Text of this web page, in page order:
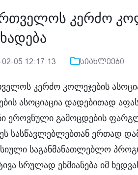
კერძო
02-05 12:17:13 სიახლეები
კერძო კოლეჯების
ასოციაცია დადებითად
ეროვნული გამოცდების
სასწავლებლებთან ერთად
საგანმანათლებლო
სრულად ეხმიანება იმ